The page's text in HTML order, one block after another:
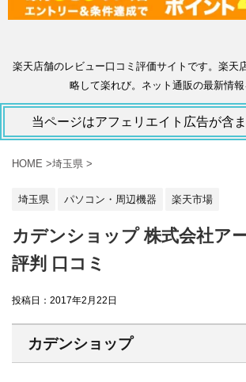
楽天店舗のレビュー口コミ評価サイトです。楽天
略して楽れび。ネット通販の最新情
当ページはアフェリエイト広告が含ま
HOME >埼玉県 >
埼玉県 パソコン・周辺機器 楽天市場
カデンショップ 株式会社ア
評判 口コミ
投稿日： 2017年2月22日
カデンショップ